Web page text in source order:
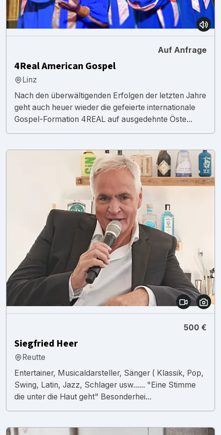
Auf Anfrage
4Real American Gospel
Linz
Nach den überwältigenden Erfolgen der letzten Jahre
geht auch heuer wieder die gefeierte internationale
Gospel-Formation 4REAL auf ausgedehnte Öste...
500 €
Siegfried Heer
Reutte
Entertainer, Musicaldarsteller, Sänger ( Klassik, Pop,
Swing, Latin, Jazz, Schlager usw...... "Eine Stimme
die unter die Haut geht" Besonderhei...